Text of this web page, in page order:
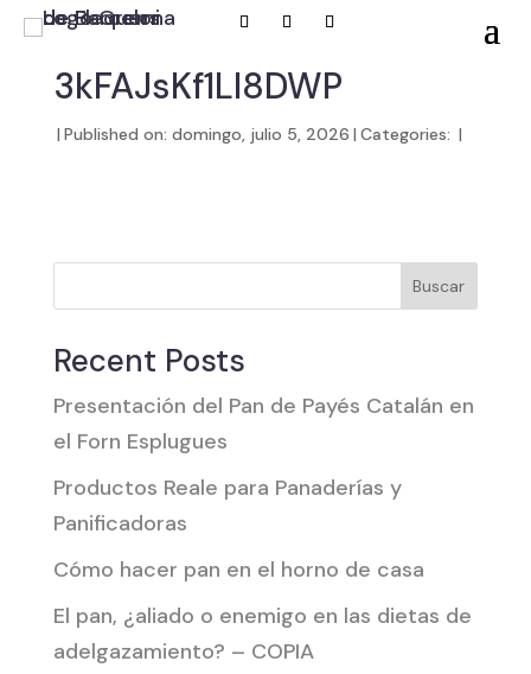
3kFAJsKf1LI8DWP
| Published on: domingo, julio 5, 2026 | Categories: |
Buscar
Recent Posts
Presentación del Pan de Payés Catalán en
el Forn Esplugues
Productos Reale para Panaderías y
Panificadoras
Cómo hacer pan en el horno de casa
El pan, ¿aliado o enemigo en las dietas de
adelgazamiento? – COPIA